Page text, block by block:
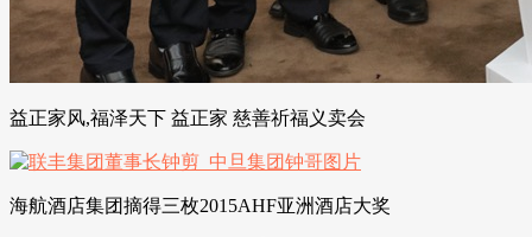
益正家风,福泽天下 益正家 慈善祈福义卖会
海航酒店集团摘得三枚2015AHF亚洲酒店大奖